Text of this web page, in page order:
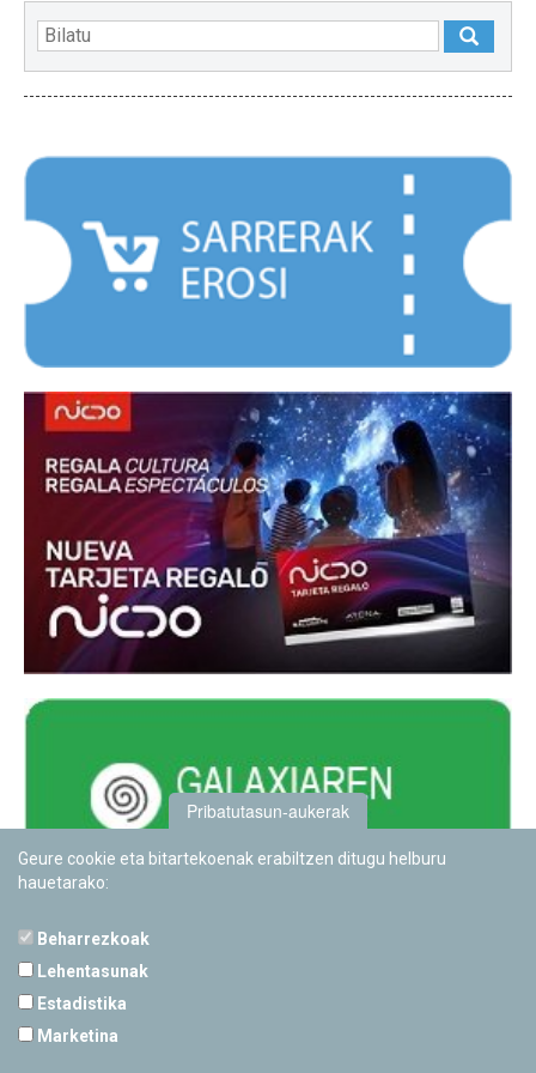
Pribatutasun-aukerak
Geure cookie eta bitartekoenak erabiltzen ditugu helburu
hauetarako:
Beharrezkoak
Lehentasunak
Estadistika
Marketina